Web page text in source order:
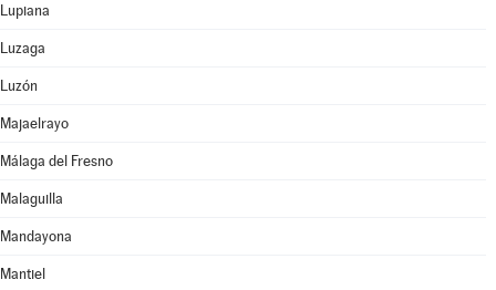
Lupiana
Luzaga
Luzón
Majaelrayo
Málaga del Fresno
Malaguilla
Mandayona
Mantiel